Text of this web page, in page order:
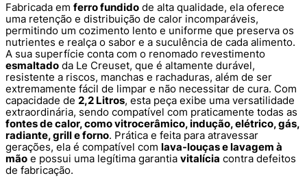
Fabricada em ferro fundido de alta qualidade, ela oferece
uma retenção e distribuição de calor incomparáveis,
permitindo um cozimento lento e uniforme que preserva os
nutrientes e realça o sabor e a suculência de cada alimento.
A sua superfície conta com o renomado revestimento
esmaltado da Le Creuset, que é altamente durável,
resistente a riscos, manchas e rachaduras, além de ser
extremamente fácil de limpar e não necessitar de cura. Com
capacidade de 2,2 Litros, esta peça exibe uma versatilidade
extraordinária, sendo compatível com praticamente todas as
fontes de calor, como vitrocerâmico, indução, elétrico, gás,
radiante, grill e forno. Prática e feita para atravessar
gerações, ela é compatível com lava-louças e lavagem à
mão e possui uma legítima garantia vitalícia contra defeitos
de fabricação.